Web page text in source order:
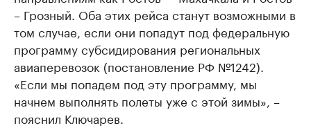
– Грозный. Оба этих рейса станут возможными в
том случае, если они попадут под федеральную
программу субсидирования региональных
авиаперевозок (постановление РФ №1242).
«Если мы попадем под эту программу, мы
начнем выполнять полеты уже с этой зимы», –
пояснил Ключарев.